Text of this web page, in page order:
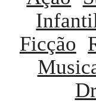
Ficção